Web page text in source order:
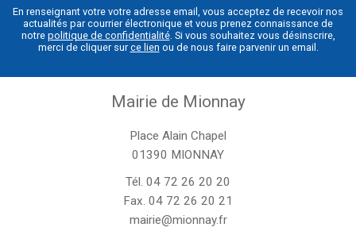
En renseignant votre votre adresse email, vous acceptez de recevoir nos
actualités par courrier électronique et vous prenez connaissance de
notre politique de confidentialité. Si vous souhaitez vous désinscrire,
merci de cliquer surce lien ou de nous faire parvenir un email.
Mairie de Mionnay
Place Alain Chapel
01390 MIONNAY
Tél. 04 72 26 20 20
Fax. 04 72 26 20 21
mairie@mionnay.fr